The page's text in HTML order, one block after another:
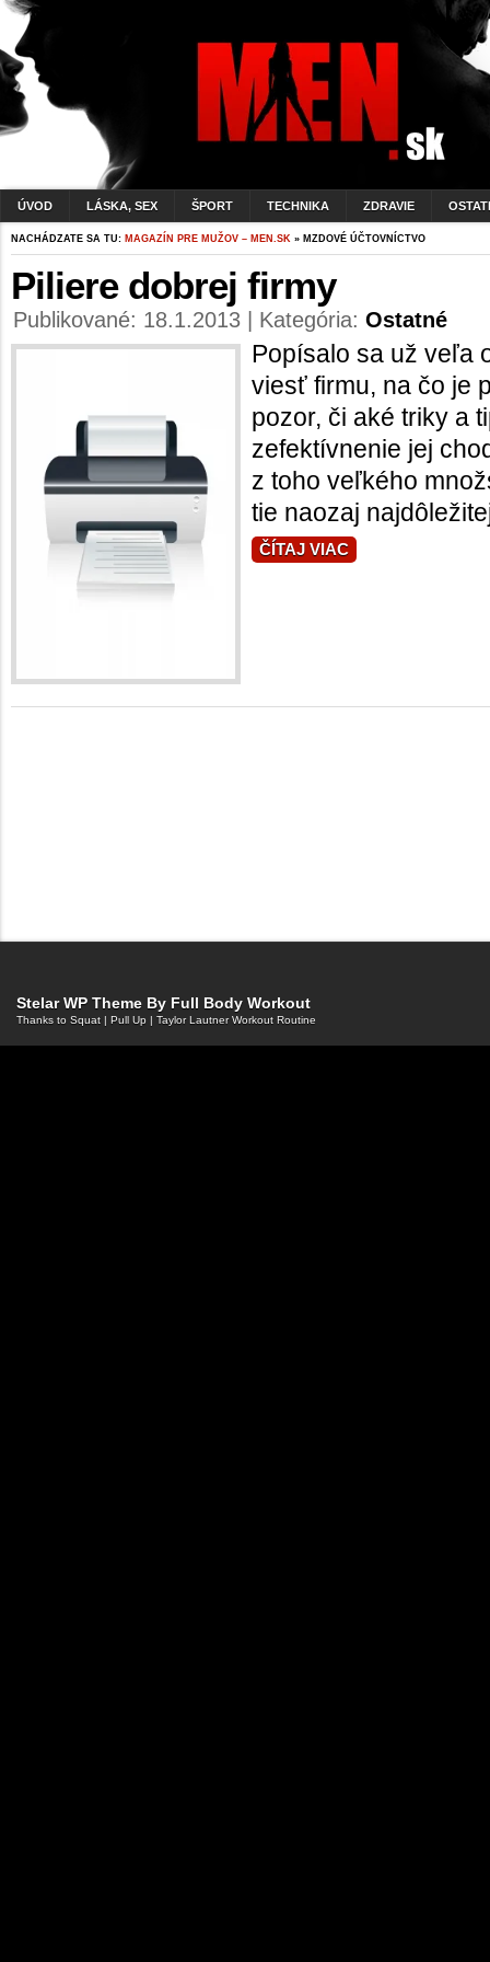
ÚVOD LÁSKA, SEX ŠPORT TECHNIKA ZDRAVIE
NACHÁDZATE SA TU: MAGAZÍN PRE MUŽOV – MEN.SK » MZDOVÉ ÚČTOVNÍCTVO
Piliere dobrej firmy
Publikované: 18.1.2013 | Kategória: Ostatné
Popísalo sa už veľa
viesť firmu, na čo je
pozor, či aké triky a
zefektívnenie jej
z toho veľkého
tie naozaj
ČÍTAJ VIAC
Stelar WP Theme By Full Body Workout
Thanks to Squat | Pull Up | Taylor Lautner Workout Routine